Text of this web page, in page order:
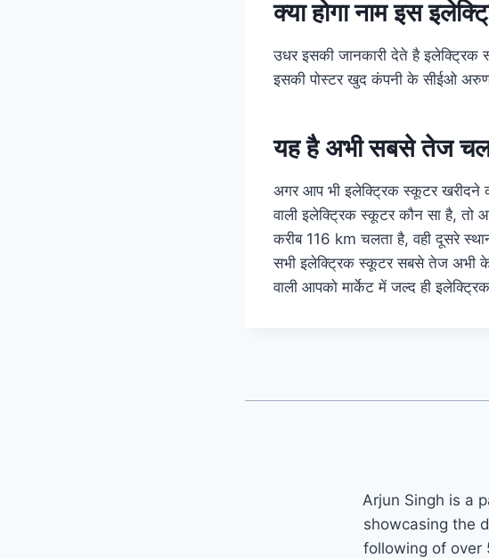
क्या होगा नाम इस
उधर इसकी जानकारी देते है इलेक्ट्रिक
इसकी पोस्टर खुद कंपनी के सीईओ
यह है अभी सबसे तेज
अगर आप भी इलेक्ट्रिक स्कूटर खरीदने
वाली इलेक्ट्रिक स्कूटर कौन सा है,
करीब 116 km चलता है, वही दूसरे
सभी इलेक्ट्रिक स्कूटर सबसे तेज अभी
वाली आपको मार्केट में जल्द ही
Arjun Singh is a
showcasing the
following of over